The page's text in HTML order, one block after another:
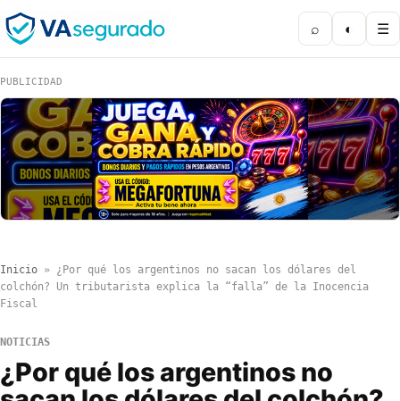
⌕ ◐ ☰
PUBLICIDAD
Inicio » ¿Por qué los argentinos no sacan los dólares del
colchón? Un tributarista explica la “falla” de la Inocencia
Fiscal
NOTICIAS
¿Por qué los argentinos no